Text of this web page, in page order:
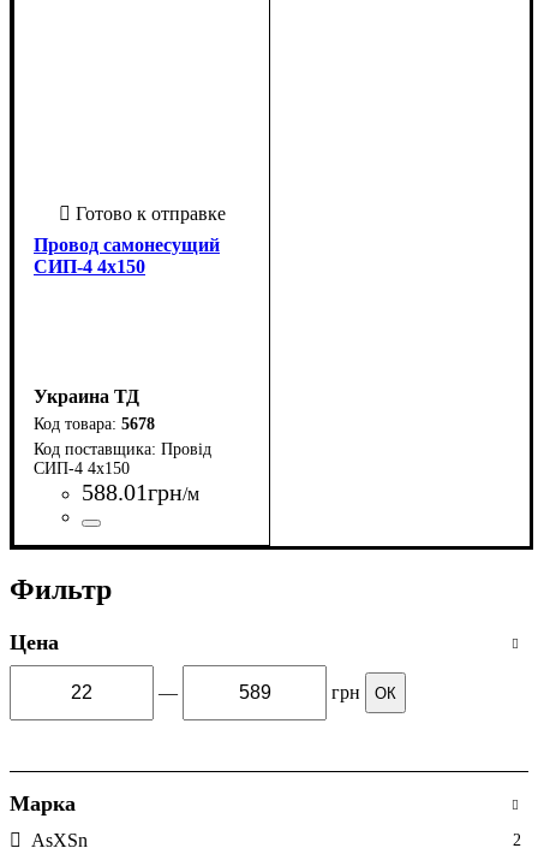
Провод самонесущий
СИП-4 4х150
Украина ТД
5678
Провід
СИП-4 4х150
588.01грн/м
Фильтр
Цена
— грн ОК
Марка
AsXSn 2